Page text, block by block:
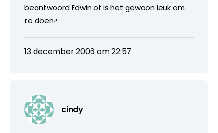
beantwoord Edwin of is het gewoon leuk om
te doen?
13 december 2006 om 22:57
cindy